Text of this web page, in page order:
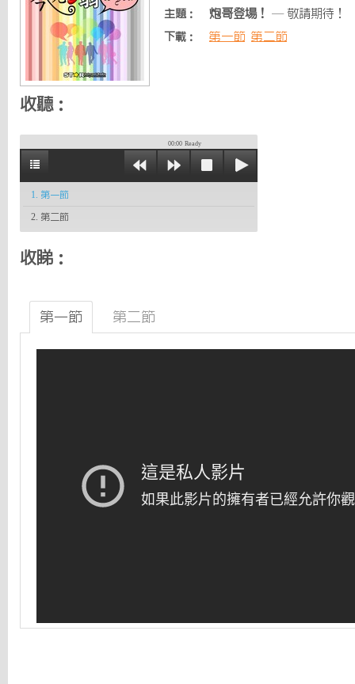
主題： 炮哥登場！ — 敬請期待！
下載： 第一節 第二節
收聽：
00:00 Ready
1. 第一節
2. 第二節
收睇：
第一節 第二節